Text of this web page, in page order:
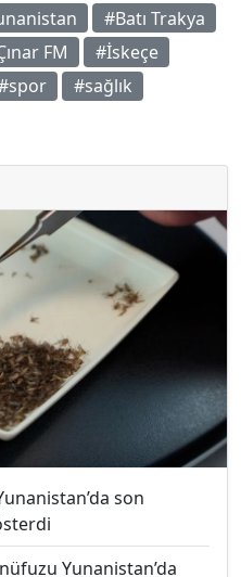
#Batı Trakya
FM
#İskeçe
#sağlık
son
Yunanistan’da